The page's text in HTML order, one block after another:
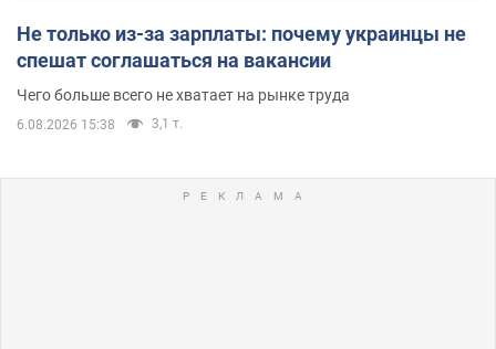
Не только из-за зарплаты: почему украинцы не
спешат соглашаться на вакансии
Чего больше всего не хватает на рынке труда
6.08.2026 15:38 3,1 т.